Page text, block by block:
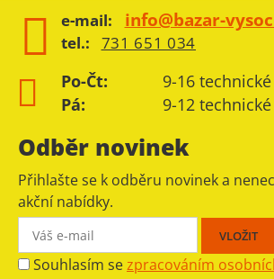
e-mail: info@bazar-
tel.: 731 651 034
Po-Čt:
9-16
Pá:
9-12
Odběr novinek
Přihlašte se k odběru novinek a
akční nabídky.
Souhlasím sezpracováním